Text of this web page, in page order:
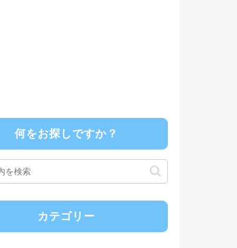
何をお探しですか？
カテゴリー